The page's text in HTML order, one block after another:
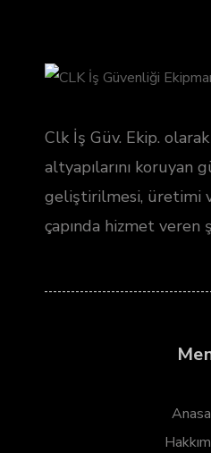
Clk İş Güv. Ekip.
altyapılarını koruyan
geliştirilmesi, üretimi
çapında hizmet